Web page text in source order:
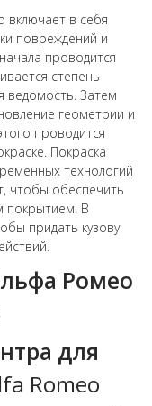
включает в себя
повреждений и
проводится
степень
ведомость. Затем
геометрии и
проводится
Покраска
технологий
чтобы обеспечить
покрытием. В
придать кузову
Ромео
для
Romeo